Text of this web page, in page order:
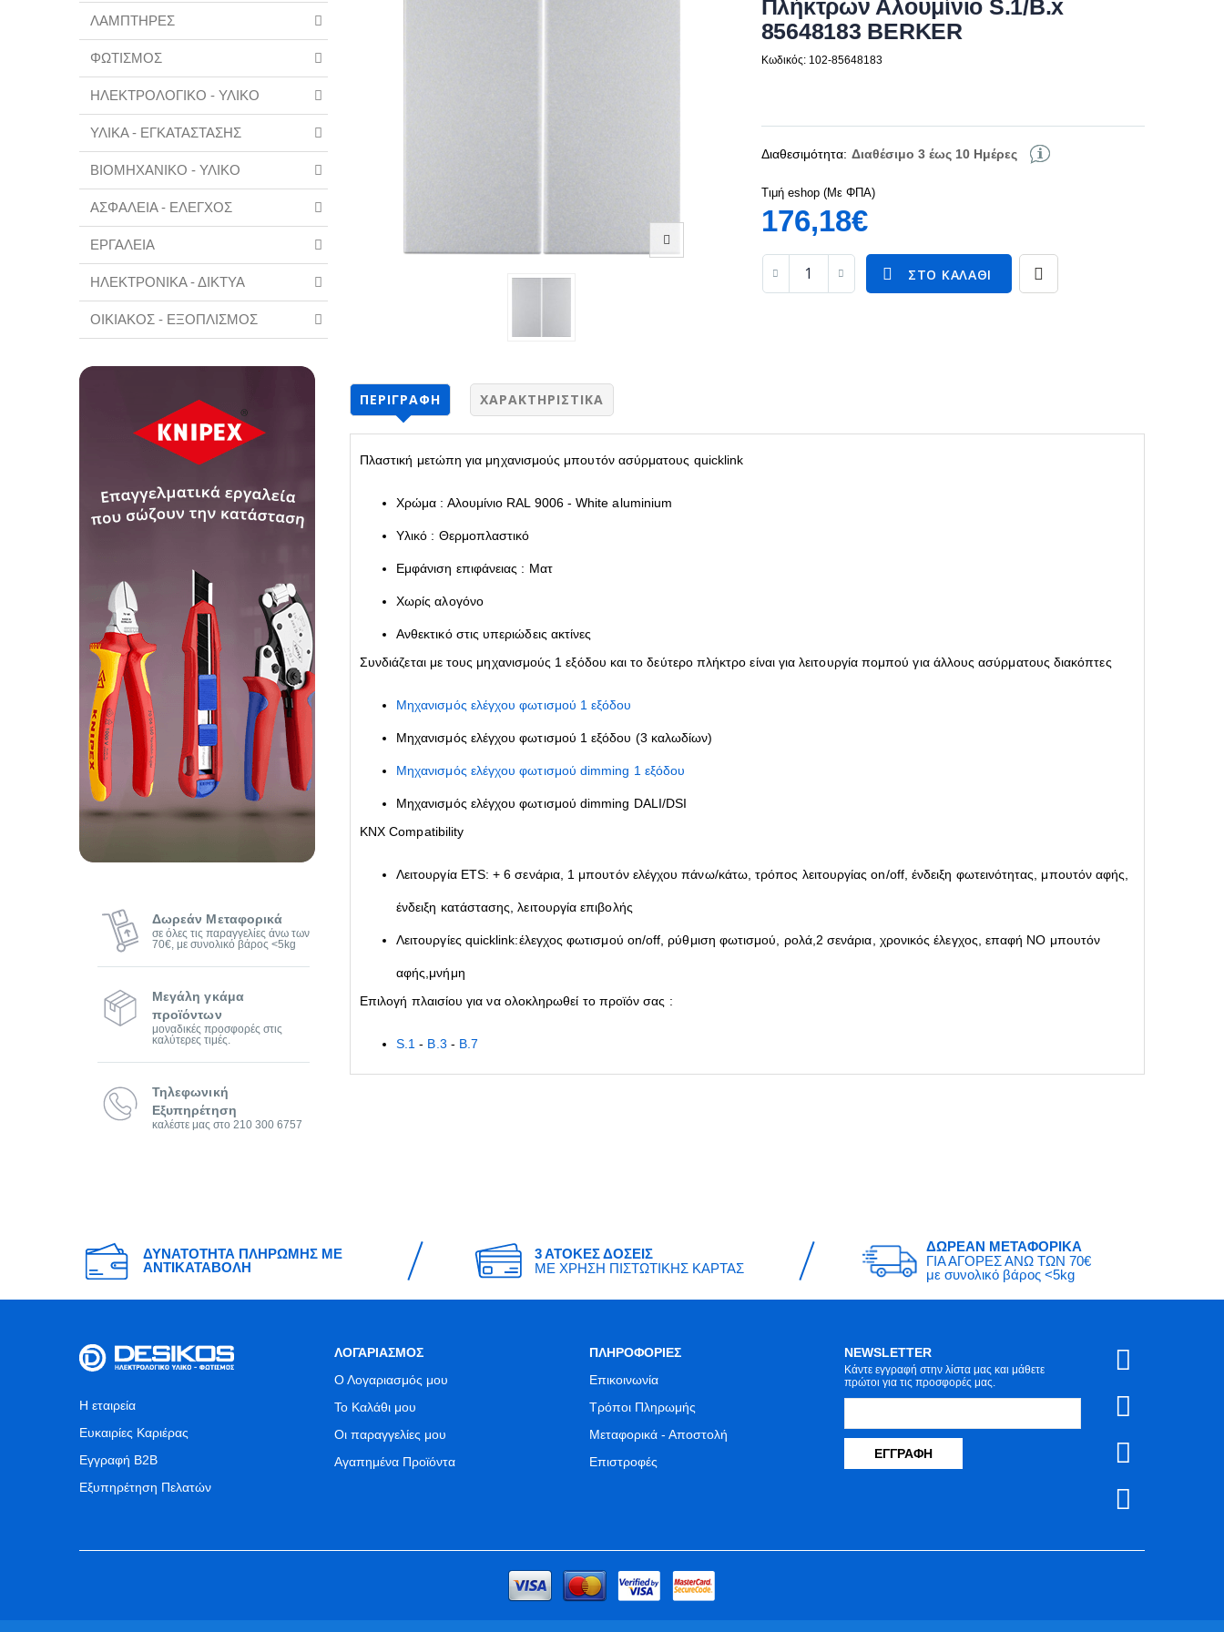
ΛΑΜΠΤΗΡΕΣ
ΦΩΤΙΣΜΟΣ
ΗΛΕΚΤΡΟΛΟΓΙΚΟ - ΥΛΙΚΟ
ΥΛΙΚΑ - ΕΓΚΑΤΑΣΤΑΣΗΣ
ΒΙΟΜΗΧΑΝΙΚΟ - ΥΛΙΚΟ
ΑΣΦΑΛΕΙΑ - ΕΛΕΓΧΟΣ
ΕΡΓΑΛΕΙΑ
ΗΛΕΚΤΡΟΝΙΚΑ - ΔΙΚΤΥΑ
ΟΙΚΙΑΚΟΣ - ΕΞΟΠΛΙΣΜΟΣ
Δωρεάν Μεταφορικά
σε όλες τις παραγγελίες άνω των
70€, με συνολικό βάρος <5kg
Μεγάλη γκάμα
προϊόντων
μοναδικές προσφορές στις
καλύτερες τιμές.
Τηλεφωνική
Εξυπηρέτηση
καλέστε μας στο 210 300 6757
Πλήκτρων Αλουμίνιο S.1/B.x
85648183 BERKER
Κωδικός: 102-85648183
Διαθεσιμότητα: Διαθέσιμο 3 έως 10 Ημέρες
Τιμή eshop (Με ΦΠΑ)
176,18€
ΣΤΟ ΚΑΛΆΘΙ
ΠΕΡΙΓΡΑΦΉ ΧΑΡΑΚΤΗΡΙΣΤΙΚΆ
Πλαστική μετώπη για μηχανισμούς μπουτόν ασύρματους quicklink
Χρώμα : Αλουμίνιο RAL 9006 - White aluminium
Υλικό : Θερμοπλαστικό
Εμφάνιση επιφάνειας : Ματ
Χωρίς αλογόνο
Ανθεκτικό στις υπεριώδεις ακτίνες
Συνδιάζεται με τους μηχανισμούς 1 εξόδου και το δεύτερο πλήκτρο είναι για λειτουργία πομπού για άλλους ασύρματους διακόπτες
Μηχανισμός ελέγχου φωτισμού 1 εξόδου
Μηχανισμός ελέγχου φωτισμού 1 εξόδου (3 καλωδίων)
Μηχανισμός ελέγχου φωτισμού dimming 1 εξόδου
Μηχανισμός ελέγχου φωτισμού dimming DALI/DSI
KNX Compatibility
Λειτουργία ETS: + 6 σενάρια, 1 μπουτόν ελέγχου πάνω/κάτω, τρόπος λειτουργίας on/off, ένδειξη φωτεινότητας, μπουτόν αφής,
ένδειξη κατάστασης, λειτουργία επιβολής
Λειτουργίες quicklink:έλεγχος φωτισμού on/off, ρύθμιση φωτισμού, ρολά,2 σενάρια, χρονικός έλεγχος, επαφή ΝΟ μπουτόν
αφής,μνήμη
Επιλογή πλαισίου για να ολοκληρωθεί το προϊόν σας :
S.1 - B.3 - B.7
ΔΥΝΑΤΟΤΗΤΑ ΠΛΗΡΩΜΗΣ ΜΕ
ΑΝΤΙΚΑΤΑΒΟΛΗ
3 ΑΤΟΚΕΣ ΔΟΣΕΙΣ
ΜΕ ΧΡΗΣΗ ΠΙΣΤΩΤΙΚΗΣ ΚΑΡΤΑΣ
ΔΩΡΕΑΝ ΜΕΤΑΦΟΡΙΚΑ
ΓΙΑ ΑΓΟΡΕΣ ΑΝΩ ΤΩΝ 70€
με συνολικό βάρος <5kg
Η εταιρεία
Ευκαιρίες Καριέρας
Εγγραφή B2B
Εξυπηρέτηση Πελατών
ΛΟΓΑΡΙΑΣΜΟΣ
Ο Λογαριασμός μου
Το Καλάθι μου
Οι παραγγελίες μου
Αγαπημένα Προϊόντα
ΠΛΗΡΟΦΟΡΙΕΣ
Επικοινωνία
Τρόποι Πληρωμής
Μεταφορικά - Αποστολή
Επιστροφές
NEWSLETTER
Κάντε εγγραφή στην λίστα μας και μάθετε
πρώτοι για τις προσφορές μας.
ΕΓΓΡΑΦΉ